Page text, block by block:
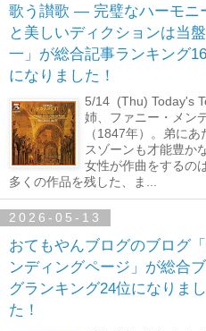
歌う讃歌 ― 完璧なハーモニ
と美しいディクションは当
一」が総合記事ランキング
になりました！
5/14 (Thu) Today's
姉、ファニー・メン
（1847年）。弟に
スゾーンも才能豊か
女性が作曲をするの
多くの作品を残した、ま...
2026-05-13
おてもやんブログのブログ
ンディングページ」が総合
グランキング24位になりまし
た！